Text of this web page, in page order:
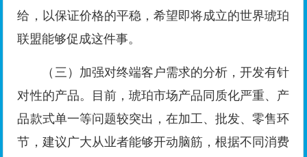
给，以保证价格的平稳，希望即将成立的世界琥珀
联盟能够促成这件事。
（三）加强对终端客户需求的分析，开发有针
对性的产品。目前，琥珀市场产品同质化严重、产
品款式单一等问题较突出，在加工、批发、零售环
节，建议广大从业者能够开动脑筋，根据不同消费